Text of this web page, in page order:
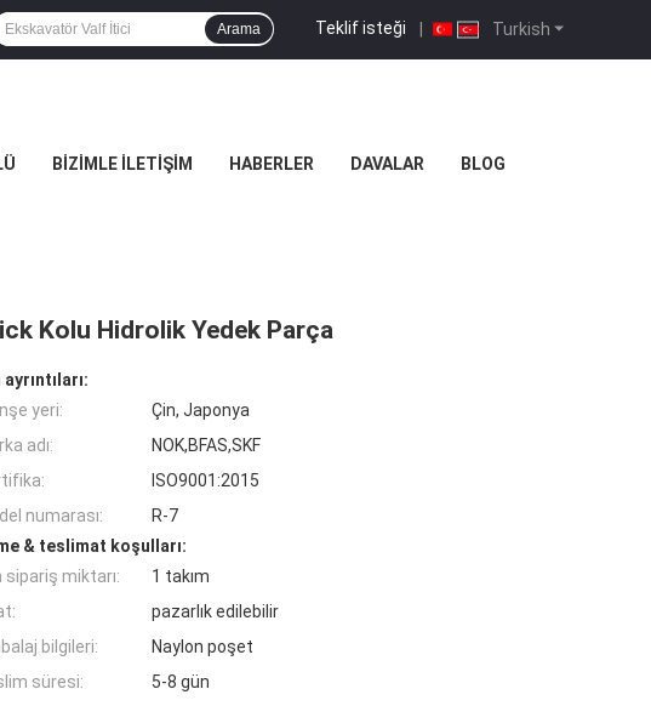
Turkish
Teklif isteği |
Arama
BIZIMLE İLETIŞIM HABERLER DAVALAR BLOG
Kolu Hidrolik Yedek Parça
yeri:
Çin, Japonya
adı:
NOK,BFAS,SKF
ISO9001:2015
numarası:
R-7
& teslimat koşulları:
sipariş miktarı:
1 takım
pazarlık edilebilir
bilgileri:
Naylon poşet
süresi:
5-8 gün